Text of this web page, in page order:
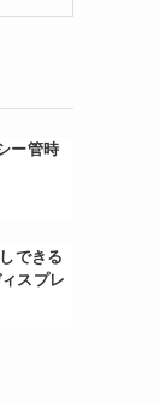
ー管時
できる
スプレ